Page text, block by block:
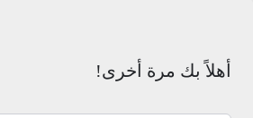
أهلاً بك مرة أخرى!